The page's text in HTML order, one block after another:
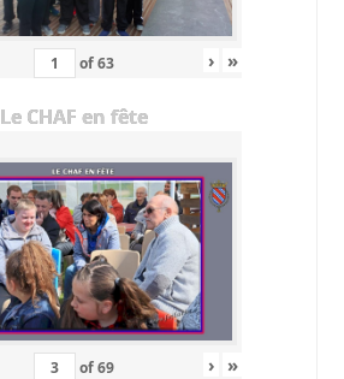
of63 › »
Le CHAF en fête
of69 › »